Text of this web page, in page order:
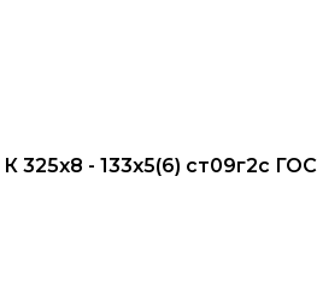
325x8 - 133x5(6) ст09г2с